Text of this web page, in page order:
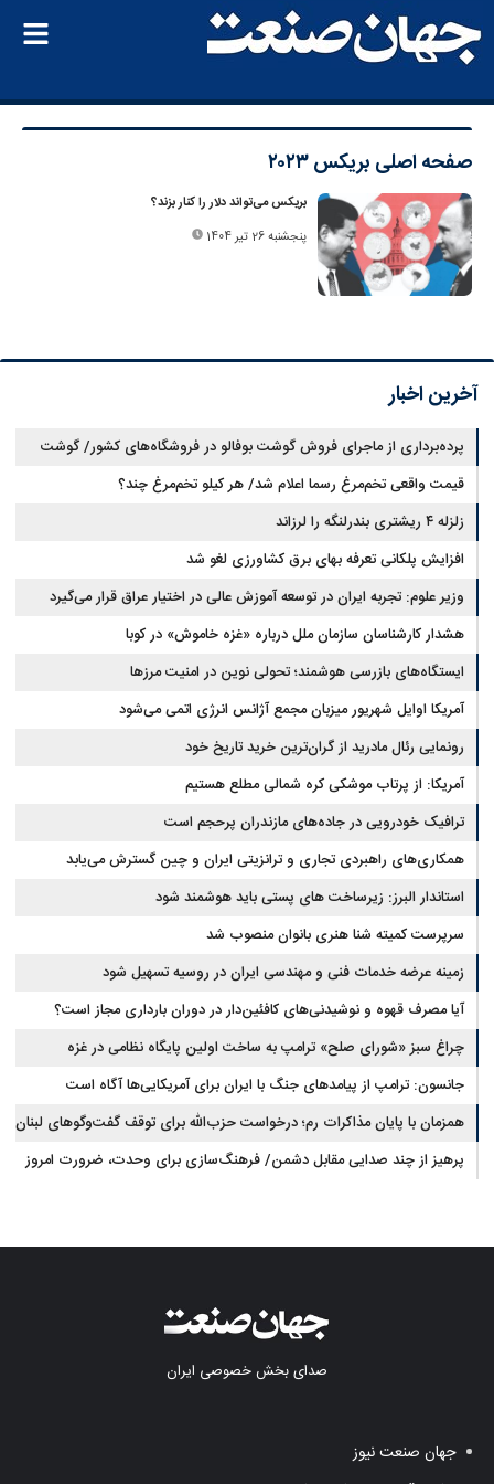
صفحه اصلی بریکس ۲۰۲۳
بریکس می‌تواند دلار را کنار بزند؟
پنجشنبه 26 تیر 1404
آخرین اخبار
پرده‌برداری از ماجرای فروش گوشت بوفالو در فروشگاه‌های کشور/ گوشت
بوفالو از کجا وارد می‌شود؟/ هر کیلو بوفالو با چه قیمتی به فروش می‌رود؟
قیمت واقعی تخم‌مرغ رسما اعلام شد/ هر کیلو تخم‌مرغ چند؟
زلزله ۴ ریشتری بندرلنگه را لرزاند
افزایش پلکانی تعرفه بهای برق کشاورزی لغو شد
وزیر علوم: تجربه ایران در توسعه آموزش عالی در اختیار عراق قرار می‌گیرد
هشدار کارشناسان سازمان ملل درباره «غزه‌ خاموش» در کوبا
ایستگاه‌های بازرسی هوشمند؛ تحولی نوین در امنیت مرزها
آمریکا اوایل شهریور میزبان مجمع آژانس انرژی اتمی می‌شود
رونمایی رئال مادرید از گران‌ترین خرید تاریخ خود
آمریکا: از پرتاب موشکی کره شمالی مطلع هستیم
ترافیک خودرویی در جاده‌های مازندران پرحجم است
همکاری‌های راهبردی تجاری و ترانزیتی ایران و چین گسترش می‌یابد
استاندار البرز: زیرساخت های پستی باید هوشمند شود
سرپرست کمیته شنا هنری بانوان منصوب شد
زمینه عرضه خدمات فنی و مهندسی ایران در روسیه تسهیل شود
آیا مصرف قهوه و نوشیدنی‌های کافئین‌دار در دوران بارداری مجاز است؟
چراغ سبز «شورای صلح» ترامپ به ساخت اولین پایگاه نظامی در غزه
جانسون: ترامپ از پیامدهای جنگ با ایران برای آمریکایی‌ها آگاه است
همزمان با پایان مذاکرات رم؛ درخواست حزب‌الله برای توقف گفت‌وگوهای لبنان
با اسرائیل
پرهیز از چند صدایی مقابل دشمن/ فرهنگ‌سازی برای وحدت، ضرورت امروز
صدای بخش خصوصی ایران
جهان صنعت نیوز